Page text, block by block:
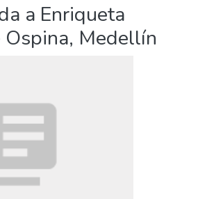
a Enriqueta
Ospina, Medellín